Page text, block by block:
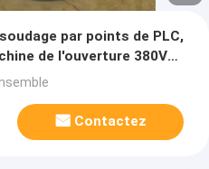
par points de PLC,
de l'ouverture 380V
Contactez